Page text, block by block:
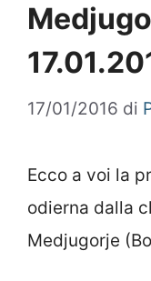
17/01/2016 di
Ecco a voi la
odierna dalla
Medjugorje